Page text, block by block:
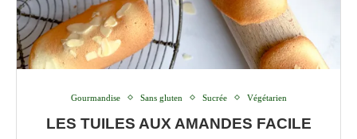
Gourmandise Sans gluten Sucrée Végétarien
LES TUILES AUX AMANDES FACILE